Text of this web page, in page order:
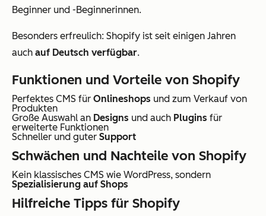
Beginner und -Beginnerinnen.
Besonders erfreulich: Shopify ist seit einigen Jahren
auch auf Deutsch verfügbar.
Funktionen und Vorteile von Shopify
Perfektes CMS für Onlineshops und zum Verkauf von
Produkten
Große Auswahl an Designs und auch Plugins für
erweiterte Funktionen
Schneller und guter Support
Schwächen und Nachteile von Shopify
Kein klassisches CMS wie WordPress, sondern
Spezialisierung auf Shops
Hilfreiche Tipps für Shopify